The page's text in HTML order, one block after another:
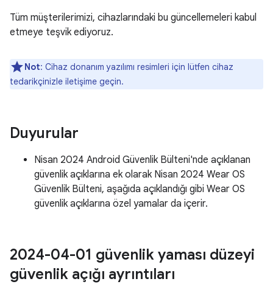
Tüm müşterilerimizi, cihazlarındaki bu güncellemeleri kabul
etmeye teşvik ediyoruz.
Not: Cihaz donanım yazılımı resimleri için lütfen cihaz
tedarikçinizle iletişime geçin.
Duyurular
Nisan 2024 Android Güvenlik Bülteni'nde açıklanan
güvenlik açıklarına ek olarak Nisan 2024 Wear OS
Güvenlik Bülteni, aşağıda açıklandığı gibi Wear OS
güvenlik açıklarına özel yamalar da içerir.
2024-04-01 güvenlik yaması düzeyi
güvenlik açığı ayrıntıları